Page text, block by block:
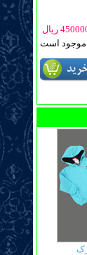
ریال
موجود است